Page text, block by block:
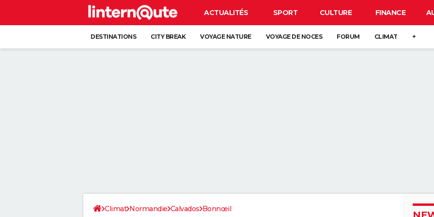
ACTUALITÉS SPORT CULTURE FINANCE
DESTINATIONS CITY BREAK VOYAGE NATURE VOYAGE DE NOCES FORUM CLIMAT +
Climat Normandie Calvados Bonnœil